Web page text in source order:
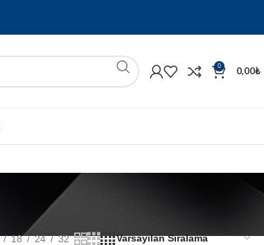
0 0,00₺
18 24 32